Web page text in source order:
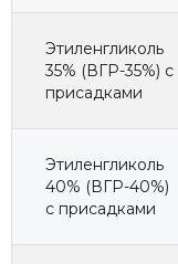
Этиленгликоль
35% (ВГР-35%) с
присадками
Этиленгликоль
40% (ВГР-40%)
с присадками